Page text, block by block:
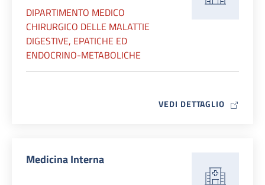
DIPARTIMENTO MEDICO
CHIRURGICO DELLE MALATTIE
DIGESTIVE, EPATICHE ED
ENDOCRINO-METABOLICHE
VEDI DETTAGLIO MAP ICON
Medicina Interna